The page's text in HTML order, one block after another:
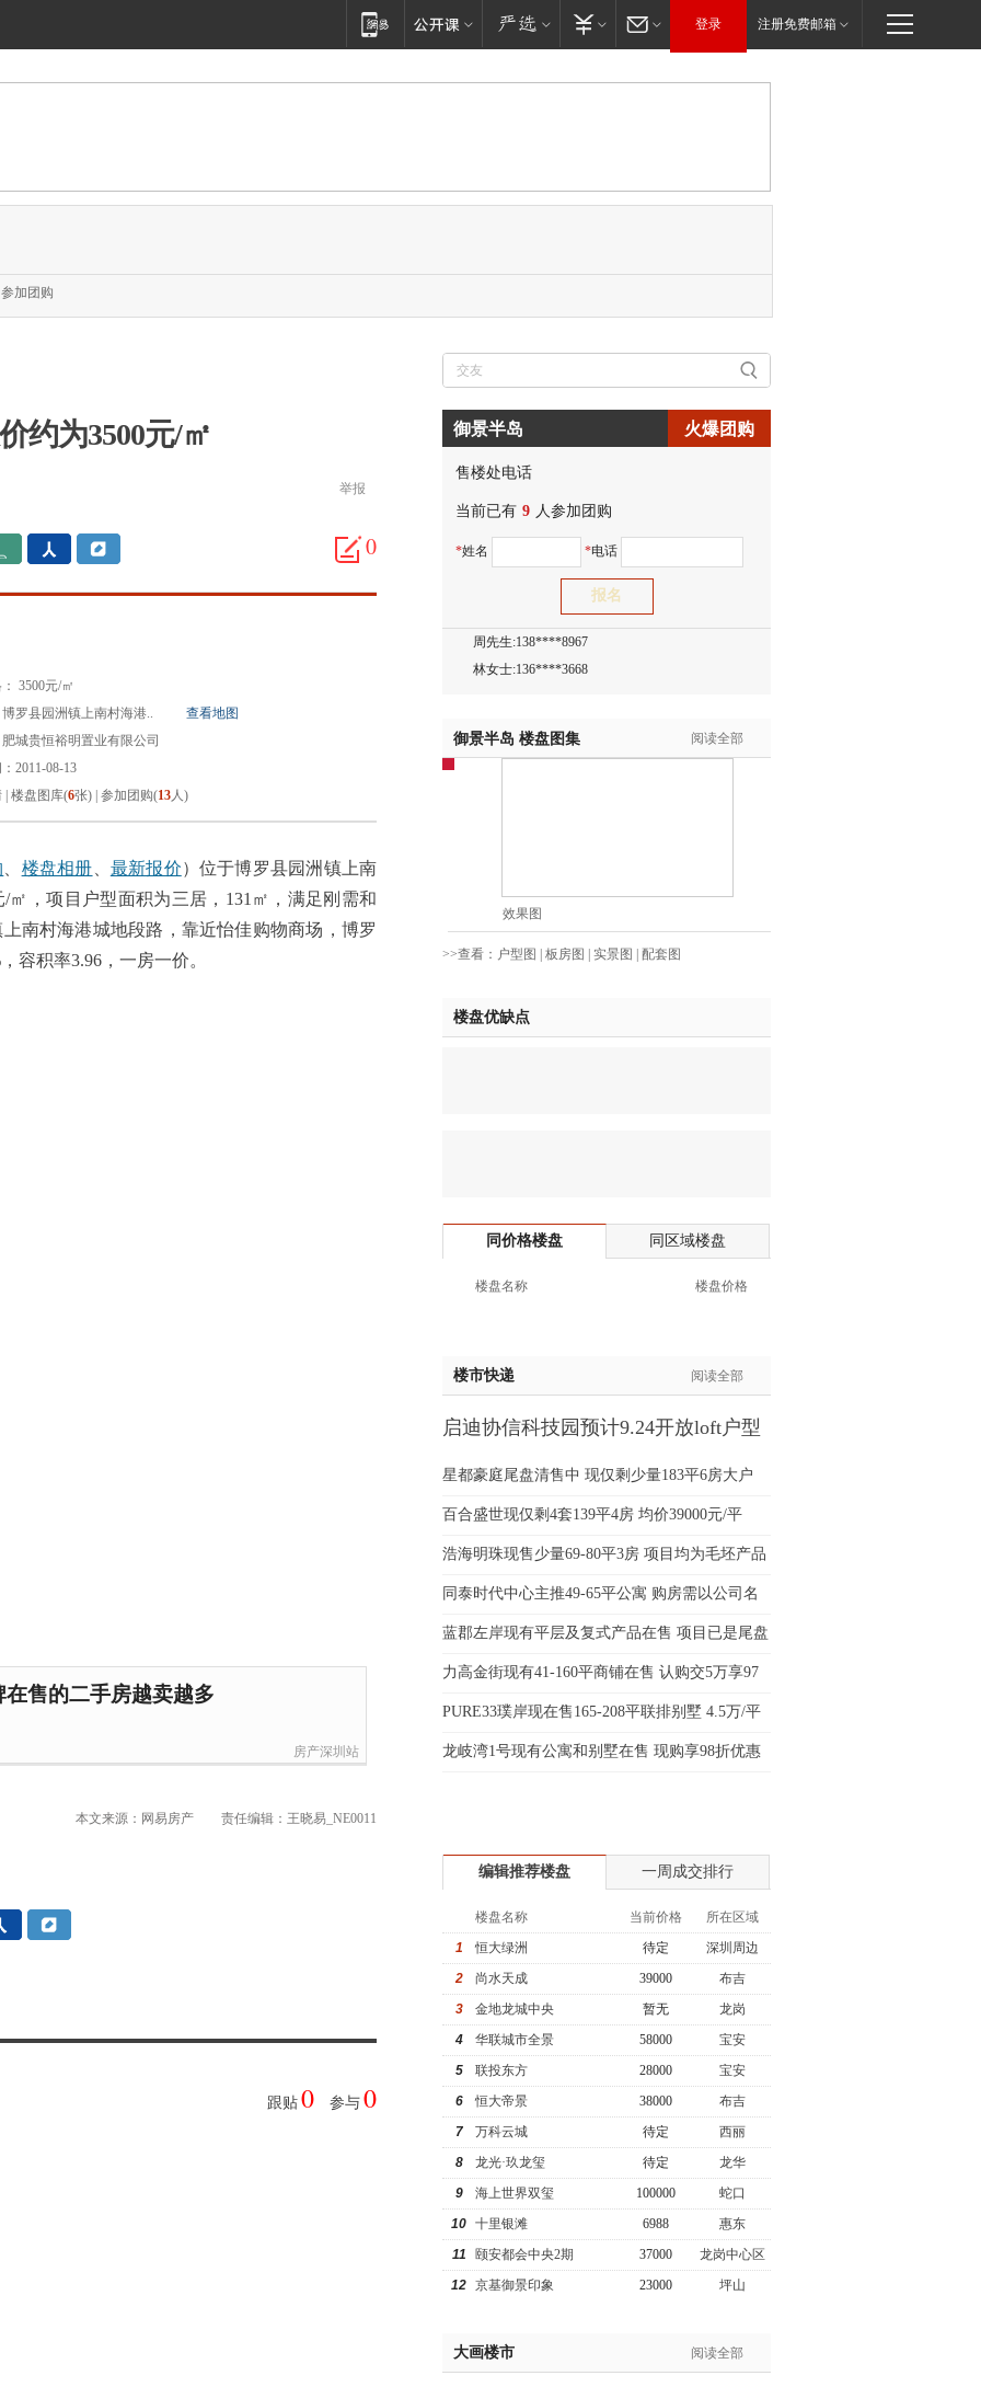
登录 注册免费邮箱
参加团购
约为3500元/㎡
举报
0
3500元/㎡
罗县园洲镇上南村海港..
查看地图
城贵恒裕明置业有限公司
2011-08-13
楼盘图库(6张) 参加团购(13人)
楼盘相册 最新报价）位于博罗县园洲镇上南
㎡，项目户型面积为三居，131㎡，满足刚需和
南村海港城地段路，靠近怡佳购物商场，博罗
容积率3.96，一房一价。
售的二手房越卖越多
房产深圳站
本文来源：网易房产 责任编辑：王晓易_NE0011
跟贴 0 参与 0
御景半岛 火爆团购
售楼处电话
当前已有 9 人参加团购
*姓名 *电话
邓先生:138****8083
蒋女士:186****7681
陈先生:159****3332
杨先生:134****5158
周先生:138****8967
林女士:136****3668
郑先生:136****9618
魏女士:138****0324
吴先生:139****9780
吴小姐:139****6438
钱先生:139****7316
姚先生:137****6367
黄先生:136****3612
周先生:138****8967
林女士:136****3668
郑先生:136****9618
韩女士:158****2390
魏女士:183****9105
赵先生:139****8548
钱先生:139****7316
姚先生:137****6367
于女士:182****8478
黄先生:136****3612
御景半岛 楼盘图集 阅读全部
效果图
>>查看： 户型图 | 板房图 | 实景图 | 配套图
楼盘优缺点
同价格楼盘 同区域楼盘
楼盘名称 楼盘价格
楼市快递 阅读全部
启迪协信科技园预计9.24开放loft户型
星都豪庭尾盘清售中 现仅剩少量183平6房大户
百合盛世现仅剩4套139平4房 均价39000元/平
浩海明珠现售少量69-80平3房 项目均为毛坯产品
同泰时代中心主推49-65平公寓 购房需以公司名
义
蓝郡左岸现有平层及复式产品在售 项目已是尾盘
力高金街现有41-160平商铺在售 认购交5万享97
折
PURE33璞岸现在售165-208平联排别墅 4.5万/平
起
龙岐湾1号现有公寓和别墅在售 现购享98折优惠
编辑推荐楼盘 一周成交排行
楼盘名称 当前价格
所在区域
1
恒大绿洲 待定
深圳周边
2
尚水天成 39000
布吉
3
金地龙城中央 暂无
龙岗
4
华联城市全景 58000
宝安
5
联投东方 28000
宝安
6
恒大帝景 38000
布吉
7
万科云城 待定
西丽
8
龙光·玖龙玺 待定
龙华
9
海上世界双玺 100000
蛇口
10 十里银滩 6988
惠东
11
颐安都会中央2期 37000
龙岗中心区
12 京基御景印象 23000 坪山
大画楼市 阅读全部